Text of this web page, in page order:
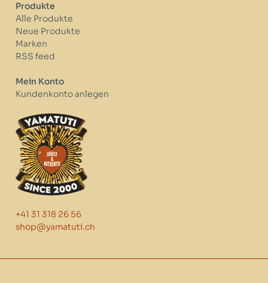
Produkte
Alle Produkte
Neue Produkte
Marken
RSS feed
Mein Konto
Kundenkonto anlegen
+41 31 318 26 56
shop@yamatuti.ch